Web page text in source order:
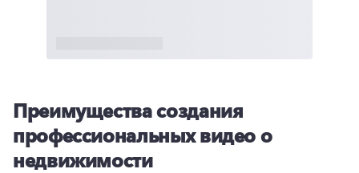
Преимущества создания
профессиональных видео о
недвижимости